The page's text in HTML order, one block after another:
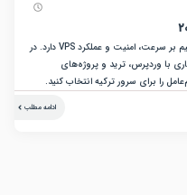
انتخاب بهترین سیستم عامل سرور ترکیه تأثیر مستقیم بر سرعت، امنیت و عملکرد VPS دارد. در
با وردپرس، ترید و پروژه‌های
ترکیه انتخاب کنید.